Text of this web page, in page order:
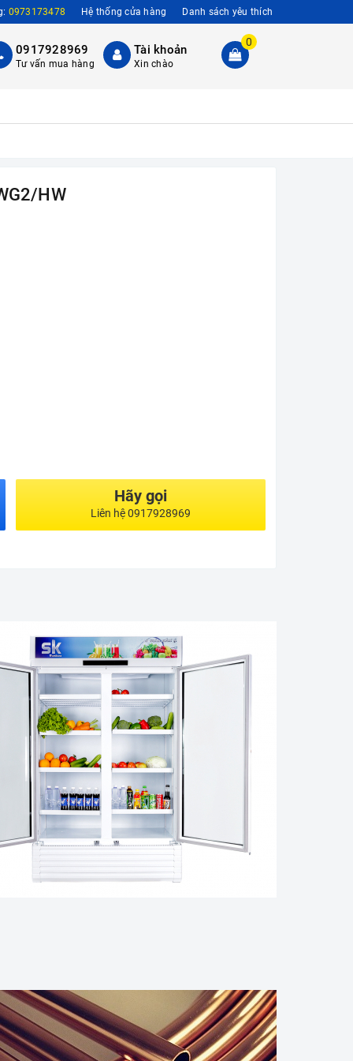
0973173478 Hệ thống cửa hàng Danh sách yêu thích
0917928969
Tư vấn mua hàng
Tài khoản
Xin chào
0
HW
Hãy gọi
Liên hệ 0917928969